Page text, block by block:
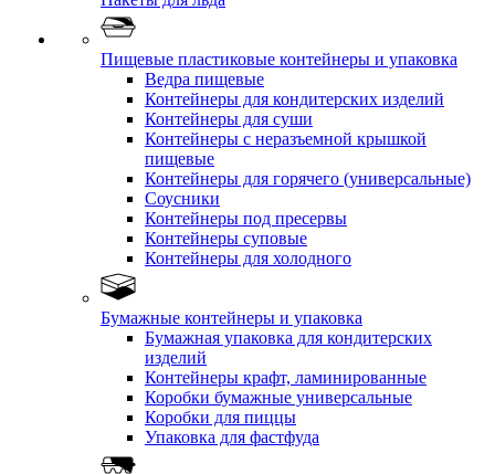
Пищевые пластиковые контейнеры и упаковка
Ведра пищевые
Контейнеры для кондитерских изделий
Контейнеры для суши
Контейнеры с неразъемной крышкой
пищевые
Контейнеры для горячего (универсальные)
Соусники
Контейнеры под пресервы
Контейнеры суповые
Контейнеры для холодного
Бумажные контейнеры и упаковка
Бумажная упаковка для кондитерских
изделий
Контейнеры крафт, ламинированные
Коробки бумажные универсальные
Коробки для пиццы
Упаковка для фастфуда